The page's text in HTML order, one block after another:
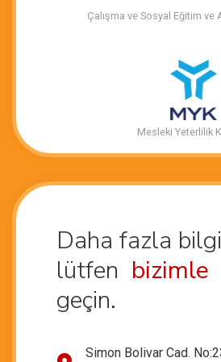
Çalışma ve Sosyal Eğitim ve
Mesleki Yeterlilik
Daha fazla
lütfen bizimle
geçin.
Simon Bolivar Cad.